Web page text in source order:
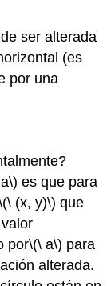
ser alterada
(es
por una
es que para
(x, y)\) que
valor
por\(\ a\) para
alterada.